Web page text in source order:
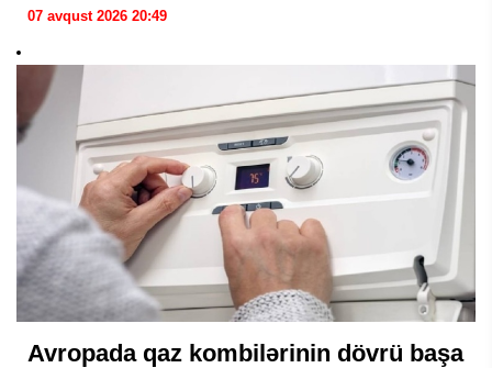
07 avqust 2026 20:49
Avropada qaz kombilərinin dövrü başa